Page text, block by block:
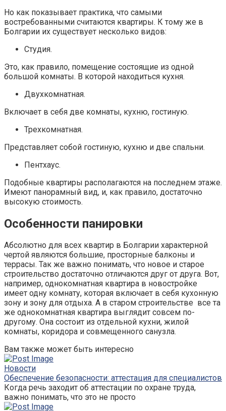
Но как показывает практика, что самыми
востребованными считаются квартиры. К тому же в
Болгарии их существует несколько видов:
Студия.
Это, как правило, помещение состоящие из одной
большой комнаты. В которой находиться кухня.
Двухкомнатная.
Включает в себя две комнаты, кухню, гостиную.
Трехкомнатная.
Представляет собой гостиную, кухню и две спальни.
Пентхаус.
Подобные квартиры располагаются на последнем этаже.
Имеют панорамный вид, и, как правило, достаточно
высокую стоимость.
Особенности панировки
Абсолютно для всех квартир в Болгарии характерной
чертой являются большие, просторные балконы и
террасы. Так же важно понимать, что новое и старое
строительство достаточно отличаются друг от друга. Вот,
например, однокомнатная квартира в новостройке
имеет одну комнату, которая включает в себя кухонную
зону и зону для отдыха. А в старом строительстве все та
же однокомнатная квартира выглядит совсем по-
другому. Она состоит из отдельной кухни, жилой
комнаты, коридора и совмещенного санузла.
Вам также может быть интересно
Новости
Обеспечение безопасности: аттестация для специалистов
Когда речь заходит об аттестации по охране труда,
важно понимать, что это не просто